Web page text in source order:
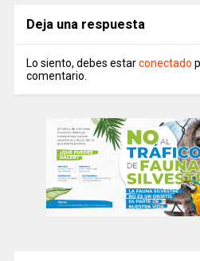
Deja una respuesta
Lo siento, debes estarconectado
comentario.